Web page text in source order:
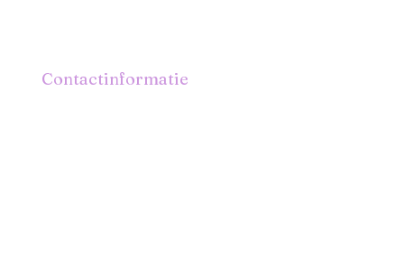
Contactinformatie